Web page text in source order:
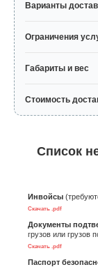
Варианты
Ограничения
Габариты и вес
Стоимость
Список
Инвойсы
Скачать .pdf
Документы
грузов или грузов
Скачать .pdf
Паспорт